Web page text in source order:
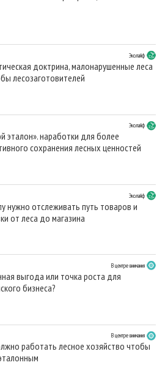
ПЛИТ
Эколайф
доктрина, малонарушенные леса
лесозаготовителей
Эколайф
эталон». наработки для более
сохранения лесных ценностей
Эколайф
нужно отслеживать путь товаров и
от леса до магазина
В центре внимания
выгода или точка роста для
бизнеса?
В центре внимания
работать лесное хозяйство чтобы